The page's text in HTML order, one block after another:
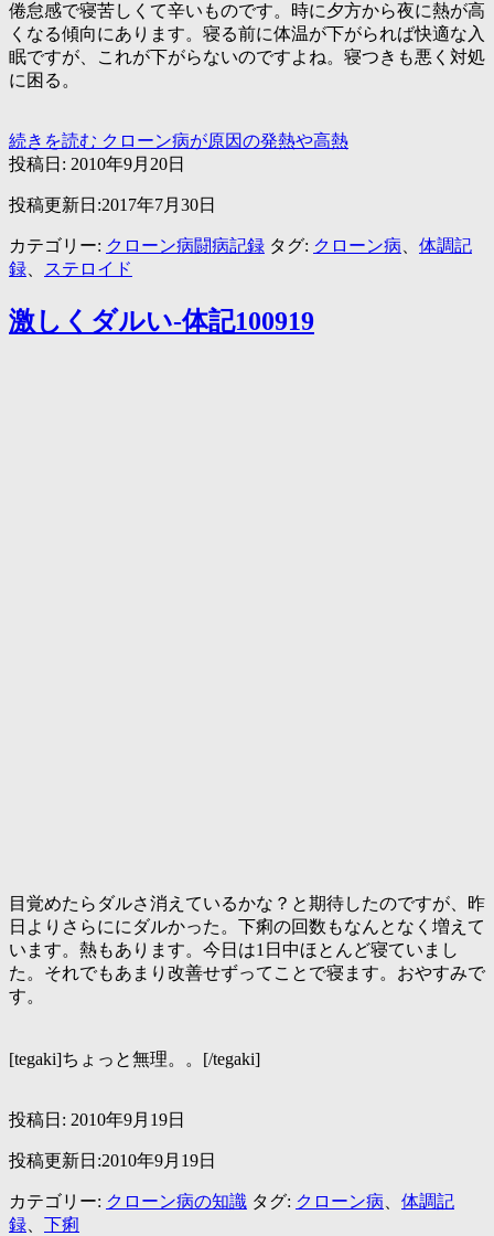
倦怠感で寝苦しくて辛いものです。時に夕方から夜に熱が高
くなる傾向にあります。寝る前に体温が下がられば快適な入
眠ですが、これが下がらないのですよね。寝つきも悪く対処
に困る。
続きを読む クローン病が原因の発熱や高熱
投稿日: 2010年9月20日
投稿更新日:2017年7月30日
カテゴリー: クローン病闘病記録 タグ: クローン病
体調記
録
ステロイド
激しくダルい-体記100919
目覚めたらダルさ消えているかな？と期待したのですが、昨
日よりさらににダルかった。下痢の回数もなんとなく増えて
います。熱もあります。今日は1日中ほとんど寝ていまし
た。それでもあまり改善せずってことで寝ます。おやすみで
す。
[tegaki]ちょっと無理。。[/tegaki]
投稿日: 2010年9月19日
投稿更新日:2010年9月19日
カテゴリー: クローン病の知識 タグ: クローン病
体調記
録
下痢